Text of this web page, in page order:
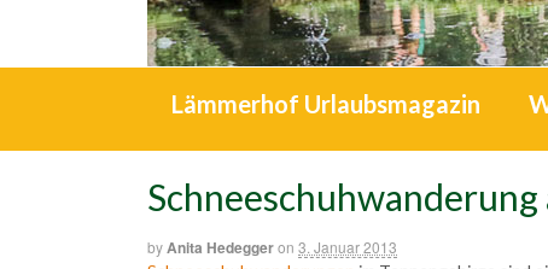
Lämmerhof Urlaubsmagazin
byAnita Hedeggeron 3. Januar 2013